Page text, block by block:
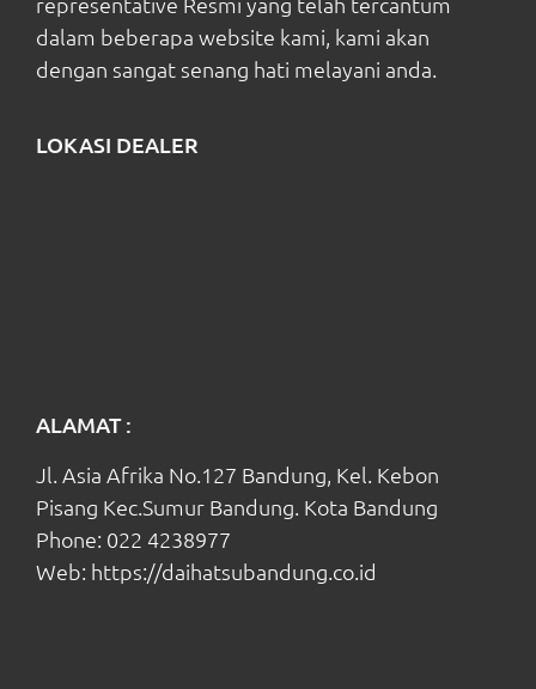
dalam beberapa website kami, kami akan
dengan sangat senang hati melayani anda.
LOKASI DEALER
ALAMAT :
Jl. Asia Afrika No.127 Bandung, Kel. Kebon
Pisang Kec.Sumur Bandung. Kota Bandung
Phone: 022 4238977
Web: https://daihatsubandung.co.id